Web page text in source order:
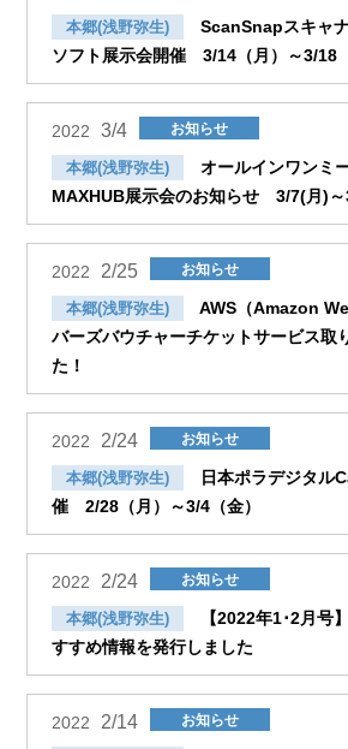
本郷(浅野弥生)
ScanSnapスキャ
ソフト展示会開催 3/14（月）～3/18
2022 3/4 お知らせ
本郷(浅野弥生)
オールインワンミ
MAXHUB展示会のお知らせ 3/7(月)～
2022 2/25 お知らせ
本郷(浅野弥生)
AWS（Amazon
バーズバウチャーチケットサービス取
た！
2022 2/24 お知らせ
本郷(浅野弥生)
日本ポラデジタル
催 2/28（月）～3/4（金）
2022 2/24 お知らせ
本郷(浅野弥生)
【2022年1･2月号
すすめ情報を発行しました
2022 2/14 お知らせ